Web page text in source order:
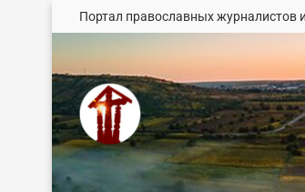
Портал православных журналистов